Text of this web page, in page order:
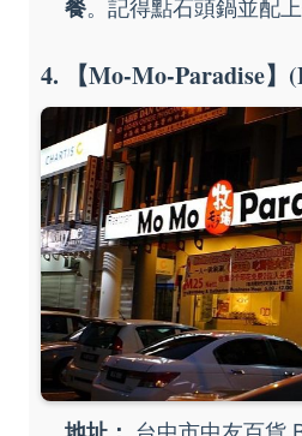
餐。記得點石頭鍋並配
4. 【Mo-Mo-Paradise】